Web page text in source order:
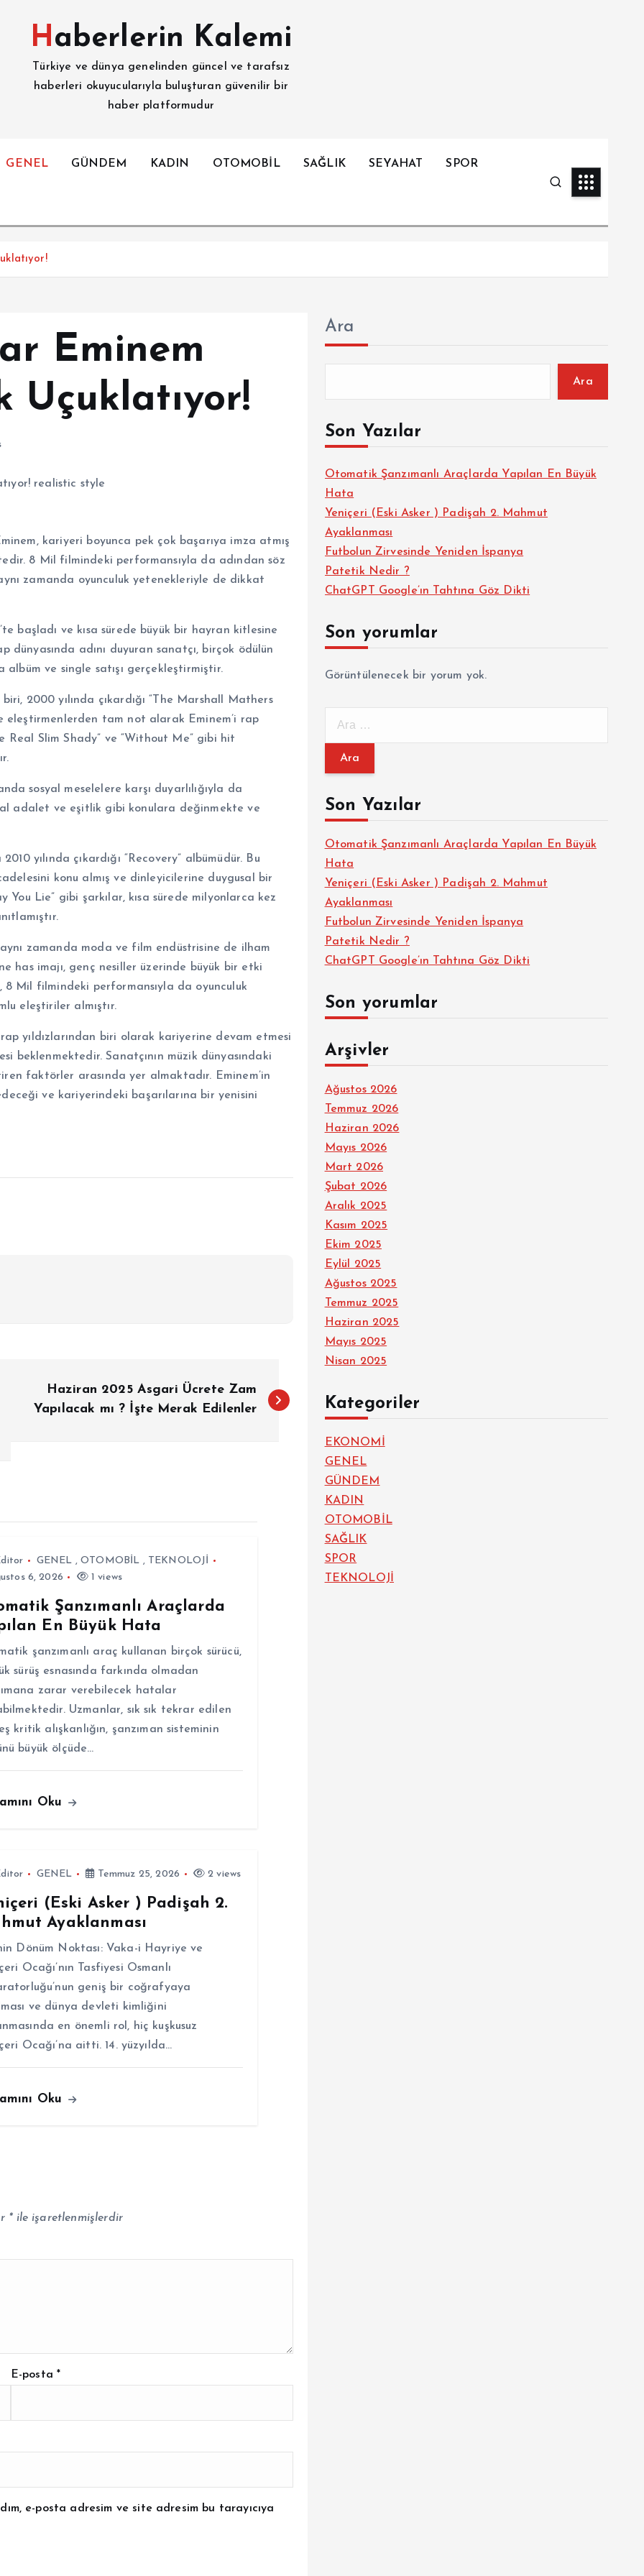
Haberlerin Kalemi
Türkiye ve dünya genelinden güncel ve tarafsız
haberleri okuyucularıyla buluşturan güvenilir bir
haber platformudur
GENEL GÜNDEM KADIN OTOMOBİL SAĞLIK SEYAHAT SPOR
Eminem
Uçuklatıyor!
kariyeri boyunca pek çok başarıya imza atmış
8 Mil filmindeki performansıyla da adından söz
zamanda oyunculuk yetenekleriyle de dikkat
başladı ve kısa sürede büyük bir hayran kitlesine
adını duyuran sanatçı, birçok ödülün
albüm ve single satışı gerçekleştirmiştir.
2000 yılında çıkardığı “The Marshall Mathers
eleştirmenlerden tam not alarak Eminem’i rap
Real Slim Shady” ve “Without Me” gibi hit
sosyal meselelere karşı duyarlılığıyla da
adalet ve eşitlik gibi konulara değinmekte ve
yılında çıkardığı “Recovery” albümüdür. Bu
konu almış ve dinleyicilerine duygusal bir
You Lie” gibi şarkılar, kısa sürede milyonlarca kez
zamanda moda ve film endüstrisine de ilham
has imajı, genç nesiller üzerinde büyük bir etki
8 Mil filmindeki performansıyla da oyunculuk
eleştiriler almıştır.
yıldızlarından biri olarak kariyerine devam etmesi
beklenmektedir. Sanatçının müzik dünyasındaki
faktörler arasında yer almaktadır. Eminem’in
ve kariyerindeki başarılarına bir yenisini
Haziran 2025 Asgari Ücrete Zam
Yapılacak mı ? İşte Merak Edilenler
GENEL ,OTOMOBİL , TEKNOLOJİ
6, 2026
1 views
Şanzımanlı Araçlarda
En Büyük Hata
şanzımanlı araç kullanan birçok sürücü,
sürüş esnasında farkında olmadan
zarar verebilecek hatalar
Uzmanlar, sık sık tekrar edilen
kritik alışkanlığın, şanzıman sisteminin
büyük ölçüde…
Oku
GENEL Temmuz 25, 2026 2 views
(Eski Asker ) Padişah 2.
Ayaklanması
Dönüm Noktası: Vaka-i Hayriye ve
Ocağı’nın Tasfiyesi Osmanlı
geniş bir coğrafyaya
ve dünya devleti kimliğini
en önemli rol, hiç kuşkusuz
Ocağı’na aitti. 14. yüzyılda…
Oku
*ile işaretlenmişlerdir
E-posta*
e-posta adresim ve site adresim bu tarayıcıya
Ara
Ara
Son Yazılar
Otomatik Şanzımanlı Araçlarda Yapılan En Büyük
Hata
Yeniçeri (Eski Asker ) Padişah 2. Mahmut
Ayaklanması
Futbolun Zirvesinde Yeniden İspanya
Patetik Nedir ?
ChatGPT Google’ın Tahtına Göz Dikti
Son yorumlar
Görüntülenecek bir yorum yok.
m
:Son Yazılar
Otomatik Şanzımanlı Araçlarda Yapılan En Büyük
Hata
Yeniçeri (Eski Asker ) Padişah 2. Mahmut
Ayaklanması
Futbolun Zirvesinde Yeniden İspanya
Patetik Nedir ?
ChatGPT Google’ın Tahtına Göz Dikti
Son yorumlar
Arşivler
Ağustos 2026
Temmuz 2026
Haziran 2026
Mayıs 2026
Mart 2026
Şubat 2026
Aralık 2025
Kasım 2025
Ekim 2025
Eylül 2025
Ağustos 2025
Temmuz 2025
Haziran 2025
Mayıs 2025
Nisan 2025
Kategoriler
EKONOMİ
GENEL
GÜNDEM
KADIN
OTOMOBİL
SAĞLIK
SPOR
TEKNOLOJİ